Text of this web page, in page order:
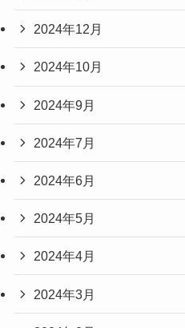
2024年12月
2024年10月
2024年9月
2024年7月
2024年6月
2024年5月
2024年4月
2024年3月